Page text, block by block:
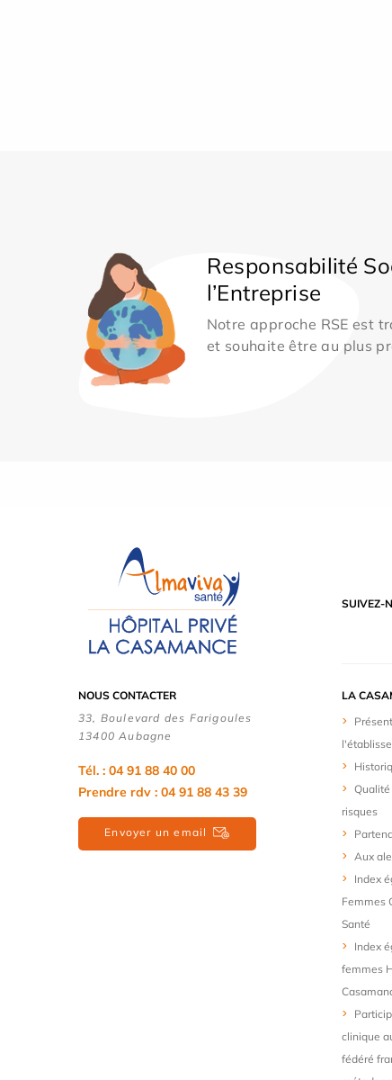
Responsabilité
l’Entreprise
Notre approche RSE est
et souhaite être au plus
SUIVEZ-
NOUS CONTACTER
33, Boulevard des Farigoules
13400 Aubagne
Tél. : 04 91 88 40 00
Prendre rdv : 04 91 88 43 39
Envoyer un email
LA
risques
Aux
Index
Femmes
Santé
Index
femmes
clinique
fédéré